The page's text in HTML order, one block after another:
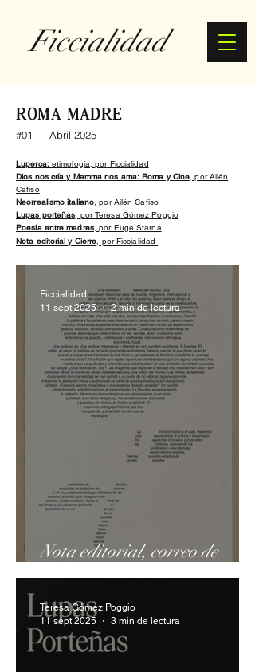
Ficcialidad
ROMA MADRE
#01 — Abril 2025
Luperca: etimología, por Ficcialidad
Dios nos cría y Mamma nos ama: Roma y Cine, por Ailén
Cafiso
Neorrealismo italiano, por Ailén Cafiso
Lupas porteñas, por Teresa Gómez Poggio
Poesía entre madres, por Euge Starna
Nota editorial y Cierre, por Ficcialidad
Nota editorial, correo de
lectores y cierre
Ficcialidad
11 sept 2025
2 min de lectura
Teresa Gómez Poggio
11 sept 2025
3 min de lectura